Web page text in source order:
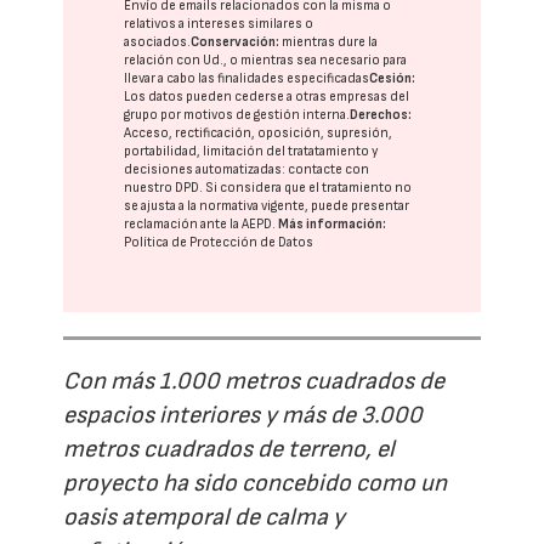
Envío de emails relacionados con la misma o
relativos a intereses similares o
asociados.Conservación: mientras dure la
relación con Ud., o mientras sea necesario para
llevar a cabo las finalidades especificadasCesión:
Los datos pueden cederse a otras empresas del
grupo por motivos de gestión interna.Derechos:
Acceso, rectificación, oposición, supresión,
portabilidad, limitación del tratatamiento y
decisiones automatizadas: contacte con
nuestro DPD . Si considera que el tratamiento no
se ajusta a la normativa vigente, puede presentar
reclamación ante laAEPD .Más información:
Política de Protección de Datos
Con más 1.000 metros cuadrados de
espacios interiores y más de 3.000
metros cuadrados de terreno, el
proyecto ha sido concebido como un
oasis atemporal de calma y